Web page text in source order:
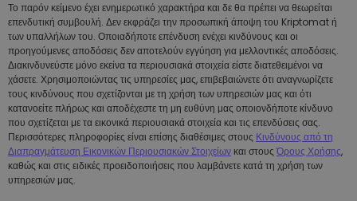
Το παρόν κείμενο έχει ενημερωτικό χαρακτήρα και δε θα πρέπει να θεωρείται
επενδυτική συμβουλή. Δεν εκφράζει την προσωπική άποψη του Kriptomat ή
των υπαλλήλων του. Οποιαδήποτε επένδυση ενέχει κινδύνους και οι
προηγούμενες αποδόσεις δεν αποτελούν εγγύηση για μελλοντικές αποδόσεις.
Διακινδυνεύστε μόνο εκείνα τα περιουσιακά στοιχεία είστε διατεθειμένοι να
χάσετε. Χρησιμοποιώντας τις υπηρεσίες μας, επιβεβαιώνετε ότι αναγνωρίζετε
τους κινδύνους που σχετίζονται με τη χρήση των υπηρεσιών μας και ότι
κατανοείτε πλήρως και αποδέχεστε τη μη ευθύνη μας οποιονδήποτε κίνδυνο
που σχετίζεται με τα εικονικά περιουσιακά στοιχεία και τις επενδύσεις σας.
Περισσότερες πληροφορίες είναι επίσης διαθέσιμες στους Κινδύνους από τη
Διαπραγμάτευση Εικονικών Περιουσιακών Στοιχείων και στουςΌρους Χρήσης,
καθώς και στις ειδικές προειδοποιήσεις που λαμβάνετε κατά τη χρήση των
υπηρεσιών μας.